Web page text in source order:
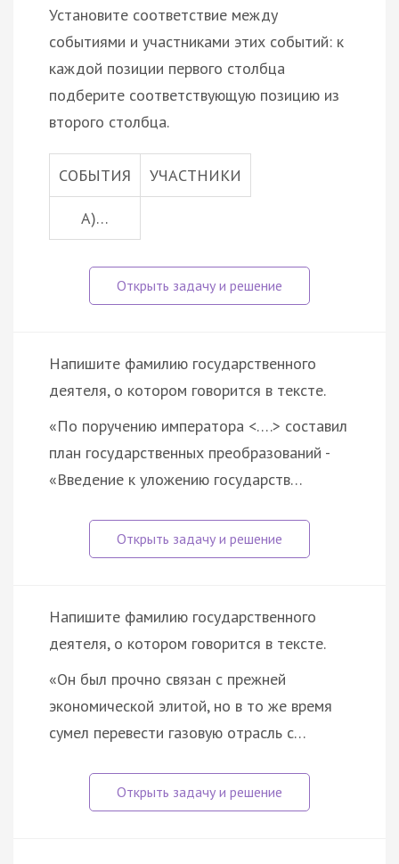
Установите соответствие между
событиями и участниками этих событий: к
каждой позиции первого столбца
подберите соответствующую позицию из
второго столбца.
СОБЫТИЯ УЧАСТНИКИ
A)…
Напишите фамилию государственного
деятеля, о котором говорится в тексте.
«По поручению императора <….> составил
план государственных преобразований -
«Введение к уложению государств…
Напишите фамилию государственного
деятеля, о котором говорится в тексте.
«Он был прочно связан с прежней
экономической элитой, но в то же время
сумел перевести газовую отрасль с…